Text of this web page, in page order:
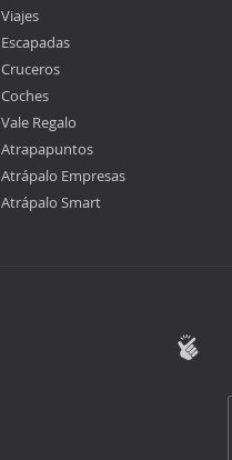
Viajes
Escapadas
Cruceros
Coches
Vale Regalo
Atrapapuntos
Atrápalo Empresas
Atrápalo Smart